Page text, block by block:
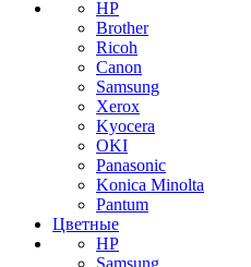
HP
Brother
Ricoh
Canon
Samsung
Xerox
Kyocera
OKI
Panasonic
Konica Minolta
Pantum
Цветные
HP